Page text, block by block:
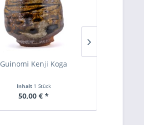
Guinomi Kenji Koga
Inhalt 1 Stück
50,00 € *